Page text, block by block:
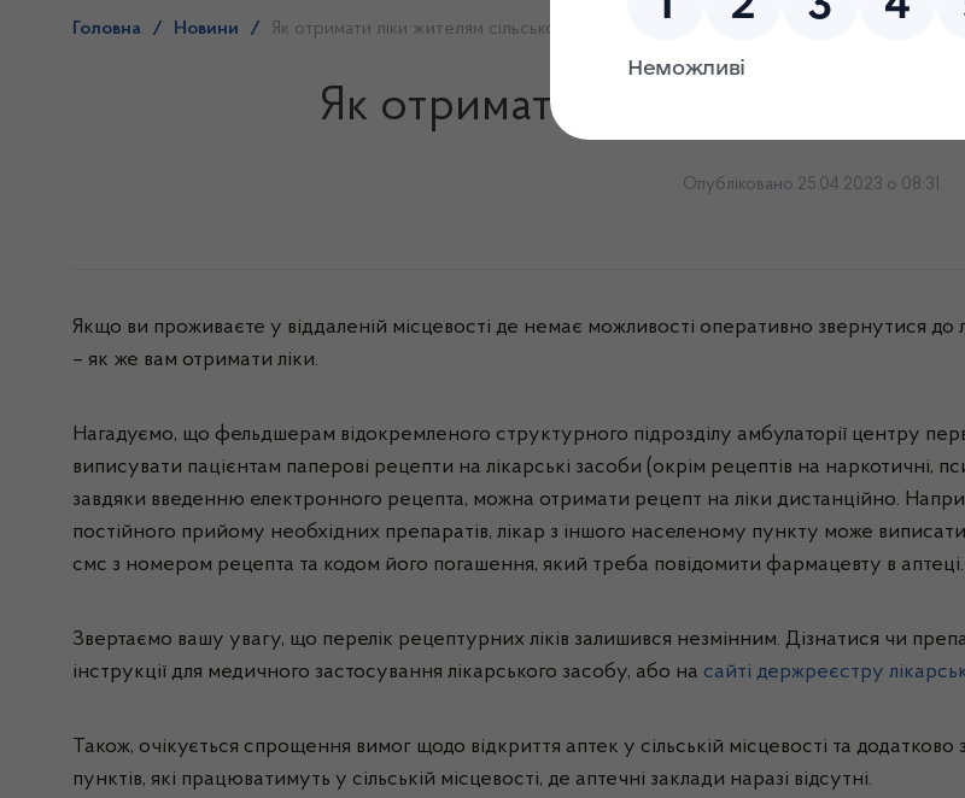
Головна / Новини / Як отримати ліки жителям сільської місцевості?
Як отримати ліки жителям
Опубліковано 25.04.2023 о 08:31
Якщо ви проживаєте у віддаленій місцевості де немає можливості оперативно звернутися
– як же вам отримати ліки.
Нагадуємо, що фельдшерам відокремленого структурного підрозділу амбулаторії центру
виписувати пацієнтам паперові рецепти на лікарські засоби (окрім рецептів на наркотичні,
завдяки введенню електронного рецепта, можна отримати рецепт на ліки дистанційно.
постійного прийому необхідних препаратів, лікар з іншого населеному пункту може
смс з номером рецепта та кодом його погашення, який треба повідомити фармацевту в аптеці.
Звертаємо вашу увагу, що перелік рецептурних ліків залишився незмінним. Дізнатися чи
інструкції для медичного застосування лікарського засобу, або на сайті держреєстру
Також, очікується спрощення вимог щодо відкриття аптек у сільській місцевості та
пунктів, які працюватимуть у сільській місцевості, де аптечні заклади наразі відсутні.